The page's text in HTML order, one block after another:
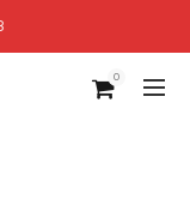
0